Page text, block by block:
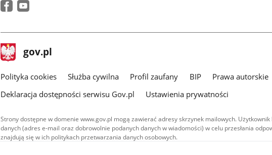
stopka
gov.pl Strona
gov.pl
gov.pl
Polityka cookies Służba cywilna Profil zaufany BIP Prawa autorskie
Deklaracja dostępności serwisu Gov.pl
Ustawienia prywatności
Strony dostępne w domenie www.gov.pl mogą zawierać adresy skrzynek mailowych.
danych (adres e-mail oraz dobrowolnie podanych danych w wiadomości) w celu przesłania
znajdują się w ich politykach przetwarzania danych osobowych.